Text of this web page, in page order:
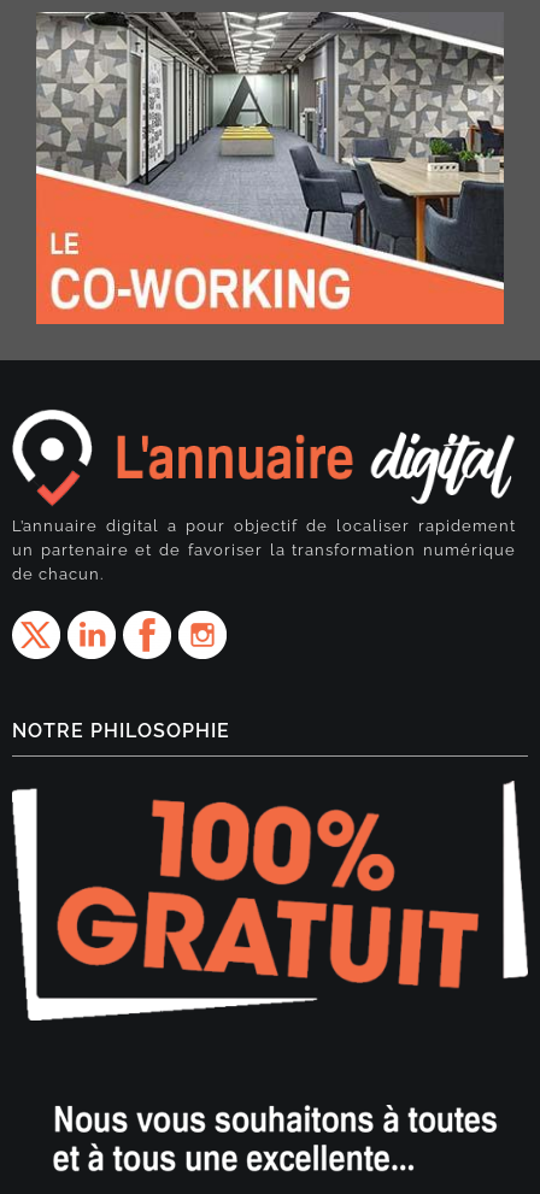
L’annuaire digital a pour objectif de localiser rapidement
un partenaire et de favoriser la transformation numérique
de chacun.
NOTRE PHILOSOPHIE